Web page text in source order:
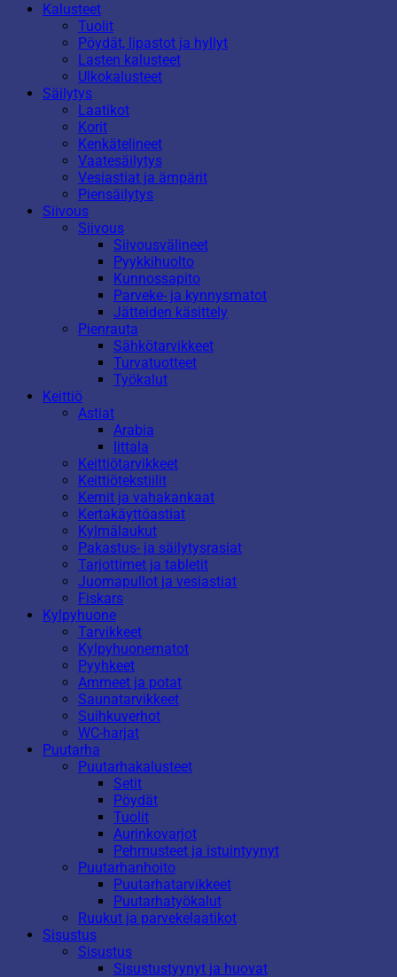
Kalusteet
Tuolit
Pöydät, lipastot ja hyllyt
Lasten kalusteet
Ulkokalusteet
Säilytys
Laatikot
Korit
Kenkätelineet
Vaatesäilytys
Vesiastiat ja ämpärit
Piensäilytys
Siivous
Siivous
Siivousvälineet
Pyykkihuolto
Kunnossapito
Parveke- ja kynnysmatot
Jätteiden käsittely
Pienrauta
Sähkötarvikkeet
Turvatuotteet
Työkalut
Keittiö
Astiat
Arabia
Iittala
Keittiötarvikkeet
Keittiötekstiilit
Kernit ja vahakankaat
Kertakäyttöastiat
Kylmälaukut
Pakastus- ja säilytysrasiat
Tarjottimet ja tabletit
Juomapullot ja vesiastiat
Fiskars
Kylpyhuone
Tarvikkeet
Kylpyhuonematot
Pyyhkeet
Ammeet ja potat
Saunatarvikkeet
Suihkuverhot
WC-harjat
Puutarha
Puutarhakalusteet
Setit
Pöydät
Tuolit
Aurinkovarjot
Pehmusteet ja istuintyynyt
Puutarhanhoito
Puutarhatarvikkeet
Puutarhatyökalut
Ruukut ja parvekelaatikot
Sisustus
Sisustus
Sisustustyynyt ja huovat